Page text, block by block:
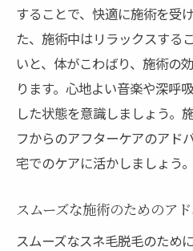
することで、快適に施術を受
た、施術中はリラックスする
いと、体がこわばり、施術の
ります。心地よい音楽や深呼
した状態を意識しましょう。
フからのアフターケアのアド
宅でのケアに活かしましょう。
スムーズな施術のためのア
スムーズなスネ毛脱毛のため